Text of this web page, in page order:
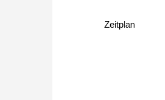
Zeitplan